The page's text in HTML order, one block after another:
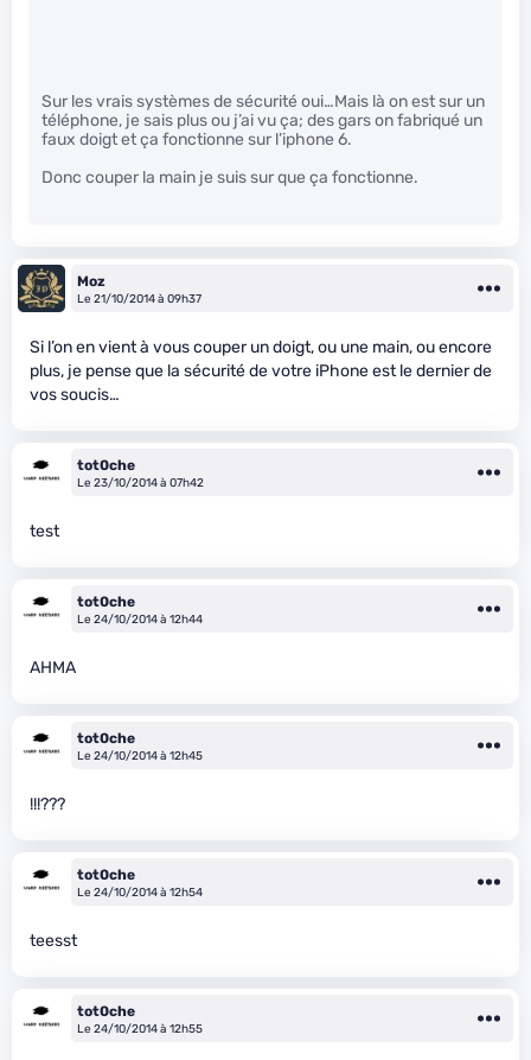
Sur les vrais systèmes de sécurité oui…Mais là on est sur un
téléphone, je sais plus ou j’ai vu ça; des gars on fabriqué un
faux doigt et ça fonctionne sur l’iphone 6.
Donc couper la main je suis sur que ça fonctionne.
Moz
Le 21/10/2014 à 09h37
Si l’on en vient à vous couper un doigt, ou une main, ou encore
plus, je pense que la sécurité de votre iPhone est le dernier de
vos soucis…
tot0che
Le 23/10/2014 à 07h42
test
tot0che
Le 24/10/2014 à 12h44
AHMA
tot0che
Le 24/10/2014 à 12h45
!!!???
tot0che
Le 24/10/2014 à 12h54
teesst
tot0che
Le 24/10/2014 à 12h55